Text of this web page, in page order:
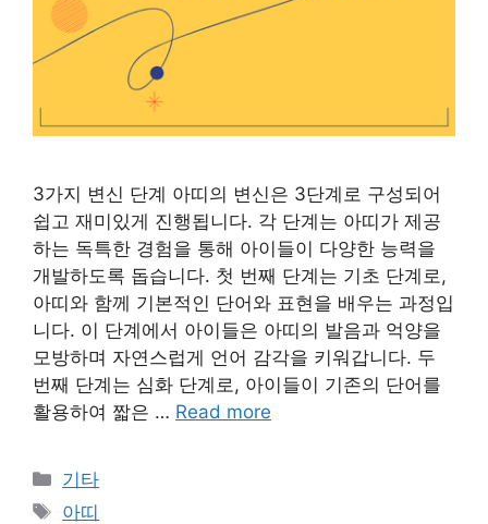
3가지 변신 단계 아띠의 변신은 3단계로 구성되어
쉽고 재미있게 진행됩니다. 각 단계는 아띠가 제공
하는 독특한 경험을 통해 아이들이 다양한 능력을
개발하도록 돕습니다. 첫 번째 단계는 기초 단계로,
아띠와 함께 기본적인 단어와 표현을 배우는 과정입
니다. 이 단계에서 아이들은 아띠의 발음과 억양을
모방하며 자연스럽게 언어 감각을 키워갑니다. 두
번째 단계는 심화 단계로, 아이들이 기존의 단어를
활용하여 짧은 … Read more
Categories
기타
Tags
아띠